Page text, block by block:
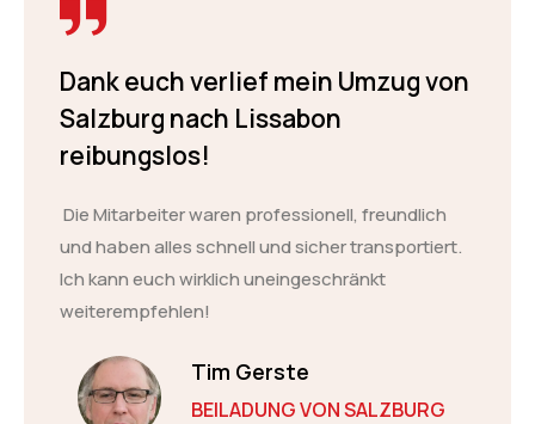
Dank euch verlief mein Umzug von
Salzburg nach Lissabon
reibungslos!
Die Mitarbeiter waren professionell, freundlich
und haben alles schnell und sicher transportiert.
Ich kann euch wirklich uneingeschränkt
weiterempfehlen!
Tim Gerste
BEILADUNG VON SALZBURG